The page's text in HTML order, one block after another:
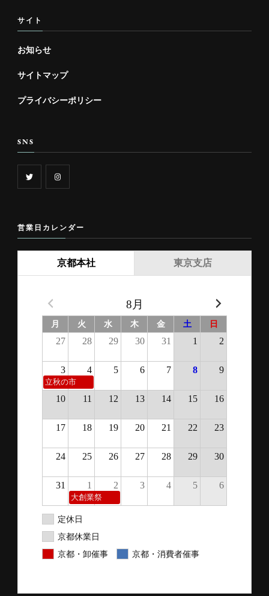
サイト
お知らせ
サイトマップ
プライバシーポリシー
SNS
営業日カレンダー
京都本社
8月
月 火 水 木 金 土 日
27 28 29 30 31 1 2
3 4 5 6 7 8 9
立秋の市
10 11 12 13 14 15 16
17 18 19 20 21 22 23
24 25 26 27 28 29 30
31 1 2 3 4 5 6
大創業祭
定休日
京都休業日
京都・卸催事
京都・消費者催事
東京支店